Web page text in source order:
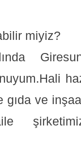
miyiz?
gıda ve